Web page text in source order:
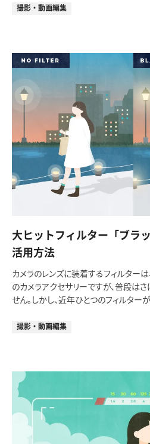
撮影・動画編集
大ヒットフィルター「ブラ
活用方法
カメラのレンズに装着するフィルター
のカメラアクセサリーですが、普段は
せん。しかし、近年ひとつのフィルター
撮影・動画編集